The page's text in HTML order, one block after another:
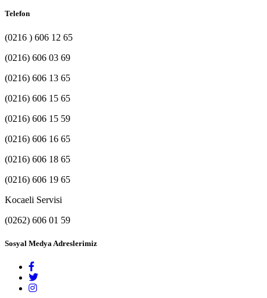
Telefon
(0216 ) 606 12 65
(0216) 606 03 69
(0216) 606 13 65
(0216) 606 15 65
(0216) 606 15 59
(0216) 606 16 65
(0216) 606 18 65
(0216) 606 19 65
Kocaeli Servisi
(0262) 606 01 59
Sosyal Medya Adreslerimiz